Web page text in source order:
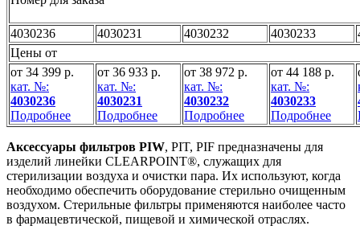
4030236 4030231 4030232 4030233
Цены от
от 34 399 р.
кат. №:
4030236
Подробнее
от 36 933 р.
кат. №:
4030231
Подробнее
от 38 972 р.
кат. №:
4030232
Подробнее
от 44 188 р.
кат. №:
4030233
Подробнее
Аксессуары фильтров PIW, PIT, PIF предназначены для
изделий линейки CLEARPOINT®, служащих для
стерилизации воздуха и очистки пара. Их используют, когда
необходимо обеспечить оборудование стерильно очищенным
воздухом. Стерильные фильтры применяются наиболее часто
в фармацевтической, пищевой и химической отраслях.